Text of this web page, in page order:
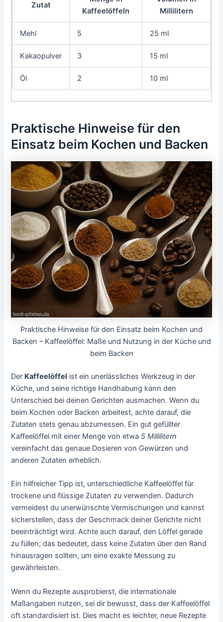
Zutat
Kaffeelöffeln
Millilitern
Mehl 5 25 ml
Kakaopulver 3 15 ml
Öl 2 10 ml
Praktische Hinweise für den
Einsatz beim Kochen und Backen
Praktische Hinweise für den Einsatz beim Kochen und
Backen – Kaffeelöffel: Maße und Nutzung in der Küche und
beim Backen
Der Kaffeelöffel ist ein unerlässliches Werkzeug in der
Küche, und seine richtige Handhabung kann den
Unterschied bei deinen Gerichten ausmachen. Wenn du
beim Kochen oder Backen arbeitest, achte darauf, die
Zutaten stets genau abzumessen. Ein gut gefüllter
Kaffeelöffel mit einer Menge von etwa 5 Millilitern
vereinfacht das genaue Dosieren von Gewürzen und
anderen Zutaten erheblich.
Ein hilfreicher Tipp ist, unterschiedliche Kaffeelöffel für
trockene und flüssige Zutaten zu verwenden. Dadurch
vermeidest du unerwünschte Vermischungen und kannst
sicherstellen, dass der Geschmack deiner Gerichte nicht
beeinträchtigt wird. Achte auch darauf, den Löffel gerade
zu füllen; das bedeutet, dass keine Zutaten über den Rand
hinausragen sollten, um eine exakte Messung zu
gewährleisten.
Wenn du Rezepte ausprobierst, die internationale
Maßangaben nutzen, sei dir bewusst, dass der Kaffeelöffel
oft standardisiert ist. Dies macht es leichter, neue Rezepte